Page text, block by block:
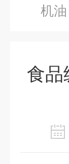
机
食品